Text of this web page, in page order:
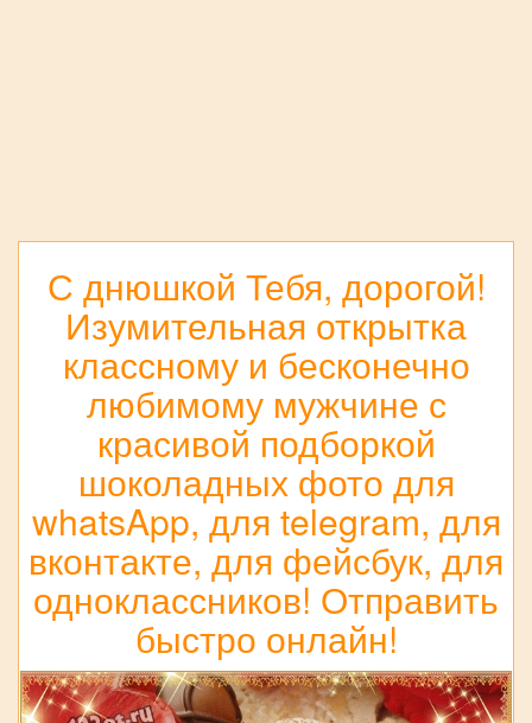
С днюшкой Тебя, дорогой!
Изумительная открытка
классному и бесконечно
любимому мужчине с
красивой подборкой
шоколадных фото для
whatsApp, для telegram, для
вконтакте, для фейсбук, для
одноклассников! Отправить
быстро онлайн!